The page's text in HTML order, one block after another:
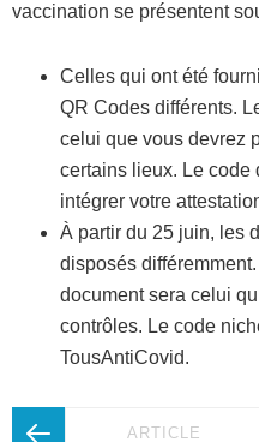
vaccination se présentent
Celles qui ont été
QR Codes différents.
celui que vous devrez
certains lieux. Le code
intégrer votre
À partir du 25 juin, les
disposés
document sera celui
contrôles. Le code
TousAntiCovid.
ARTICLE